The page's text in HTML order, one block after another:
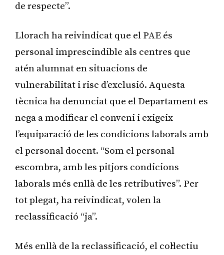
de respecte”.
Llorach ha reivindicat que el PAE és
personal imprescindible als centres que
atén alumnat en situacions de
vulnerabilitat i risc d’exclusió. Aquesta
tècnica ha denunciat que el Departament es
nega a modificar el conveni i exigeix
l’equiparació de les condicions laborals amb
el personal docent. “Som el personal
escombra, amb les pitjors condicions
laborals més enllà de les retributives”. Per
tot plegat, ha reivindicat, volen la
reclassificació “ja”.
Més enllà de la reclassificació, el col·lectiu